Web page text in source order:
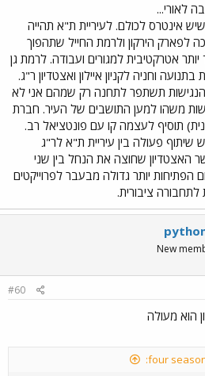
לאורי...
אינטרס לכולם. לעיריית ת"א תהייה
לפארק הירקון ולרמת החייל שתהפוך
אטרקטיבית למגורים ועבודה. לרמת גן
בתנועה וחניה לקניון איילון ואצטדיון ר"ג.
תשתפר לתחנה רק שמהם אני לא
משהו למען התושבים של העיר. חברת
תוסיף לעצמה קו עם פונטציאל רב.
שיתוף פעולה בין עיריית ת"א לר"ג
האצטדיון שחוצה את הנחל בין שני
הפתיחות יותר גדולה מבעבר לפרוייקטים
לתחבורה ציבורית.
New
#60
הוא מעולה